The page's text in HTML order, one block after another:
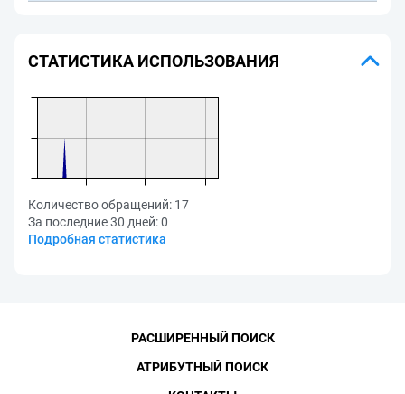
СТАТИСТИКА ИСПОЛЬЗОВАНИЯ
Количество обращений: 17
За последние 30 дней:0
Подробная статистика
РАСШИРЕННЫЙ ПОИСК
АТРИБУТНЫЙ ПОИСК